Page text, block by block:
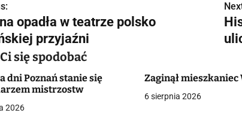
opadła w teatrze polsko
przyjaźni
się spodobać
dni Poznań stanie się
mistrzostw
2026
Zaginął
6 sierpnia 2026